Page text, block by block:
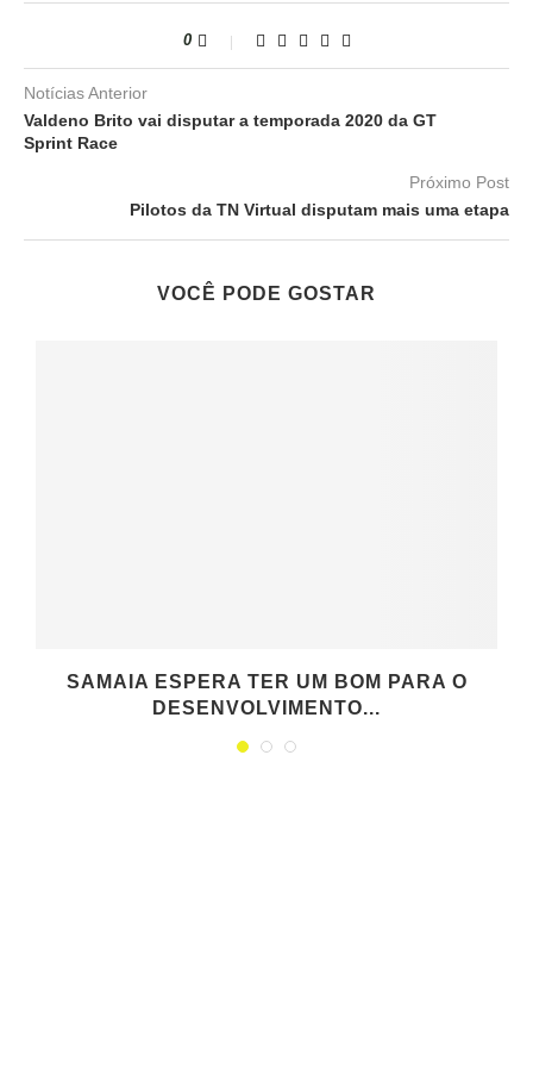
0
Notícias Anterior
Valdeno Brito vai disputar a temporada 2020 da GT
Sprint Race
Próximo Post
Pilotos da TN Virtual disputam mais uma etapa
VOCÊ PODE GOSTAR
SAMAIA ESPERA TER UM BOM PARA O
DESENVOLVIMENTO...